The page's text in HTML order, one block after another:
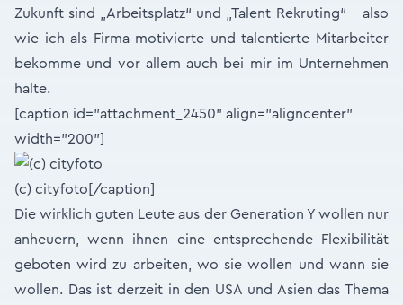
Zukunft sind „Arbeitsplatz“ und „Talent-Rekruting“ – also
wie ich als Firma motivierte und talentierte Mitarbeiter
bekomme und vor allem auch bei mir im Unternehmen
halte.
[caption id="attachment_2450" align="aligncenter"
width="200"]
(c) cityfoto[/caption]
Die wirklich guten Leute aus der Generation Y wollen nur
anheuern, wenn ihnen eine entsprechende Flexibilität
geboten wird zu arbeiten, wo sie wollen und wann sie
wollen. Das ist derzeit in den USA und Asien das Thema